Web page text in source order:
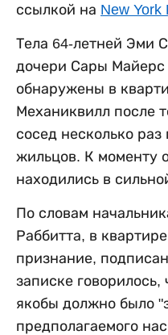
ссылкой на New York
Тела 64-летней Эми
дочери Сары Майерс
обнаружены в
Механиквилл после
сосед несколько
жильцов. К моменту
находились в
По словам
Раббитта, в
признание,
записке говорилось,
якобы должно было
предполагаемого